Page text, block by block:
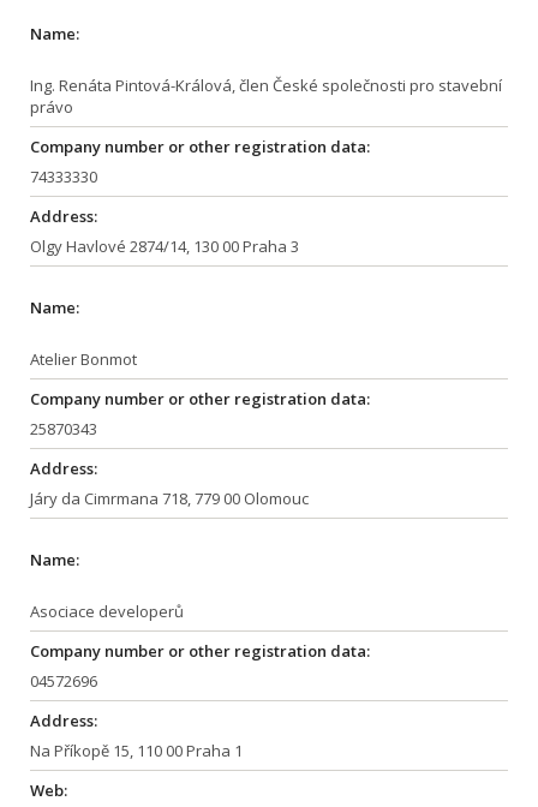
Name:
Ing. Renáta Pintová-Králová, člen České společnosti pro stavební
právo
Company number or other registration data:
74333330
Address:
Olgy Havlové 2874/14, 130 00 Praha 3
Name:
Atelier Bonmot
Company number or other registration data:
25870343
Address:
Járy da Cimrmana 718, 779 00 Olomouc
Name:
Asociace developerů
Company number or other registration data:
04572696
Address:
Na Příkopě 15, 110 00 Praha 1
Web: